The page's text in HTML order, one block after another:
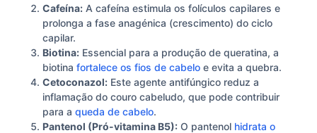
Cafeína: A cafeína estimula os folículos capilares e
prolonga a fase anagénica (crescimento) do ciclo
capilar.
Biotina: Essencial para a produção de queratina, a
biotina fortalece os fios de cabelo e evita a quebra.
Cetoconazol: Este agente antifúngico reduz a
inflamação do couro cabeludo, que pode contribuir
para a queda de cabelo.
Pantenol (Pró-vitamina B5): O pantenol hidrata o